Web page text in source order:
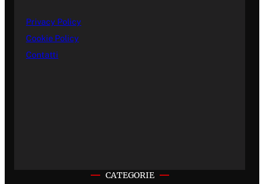
Privacy Policy
Cookie Policy
Contatti
CATEGORIE